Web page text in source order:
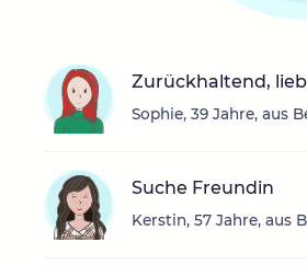
Zurückhaltend,
Sophie, 39 Jahre, aus
Suche Freundin
Kerstin, 57 Jahre, aus